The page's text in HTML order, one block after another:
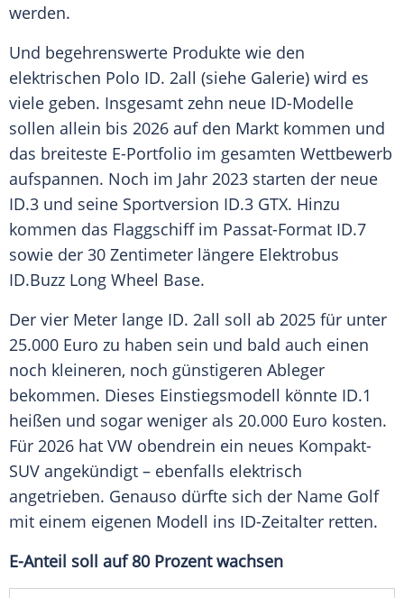
werden.
Und begehrenswerte Produkte wie den
elektrischen Polo ID. 2all (siehe Galerie) wird es
viele geben. Insgesamt zehn neue ID-Modelle
sollen allein bis 2026 auf den Markt kommen und
das breiteste E-Portfolio im gesamten Wettbewerb
aufspannen. Noch im Jahr 2023 starten der neue
ID.3 und seine Sportversion ID.3 GTX. Hinzu
kommen das Flaggschiff im Passat-Format ID.7
sowie der 30 Zentimeter längere Elektrobus
ID.Buzz Long Wheel Base.
Der vier Meter lange ID. 2all soll ab 2025 für unter
25.000 Euro zu haben sein und bald auch einen
noch kleineren, noch günstigeren Ableger
bekommen. Dieses Einstiegsmodell könnte ID.1
heißen und sogar weniger als 20.000 Euro kosten.
Für 2026 hat VW obendrein ein neues Kompakt-
SUV angekündigt – ebenfalls elektrisch
angetrieben. Genauso dürfte sich der Name Golf
mit einem eigenen Modell ins ID-Zeitalter retten.
E-Anteil soll auf 80 Prozent wachsen